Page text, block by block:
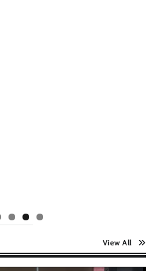
View All